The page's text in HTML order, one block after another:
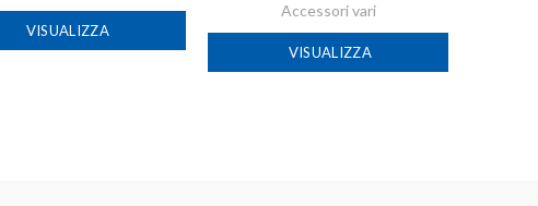
VISUALIZZA
Accessori vari
VISUALIZZA